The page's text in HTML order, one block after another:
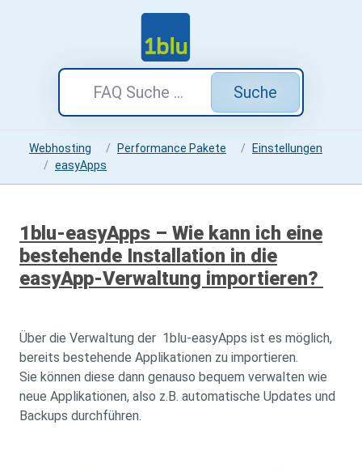
Suche
Webhosting Performance Pakete
Einstellungen
easyApps
1blu-easyApps – Wie kann ich eine
bestehende Installation in die
easyApp-Verwaltung importieren?
Über die Verwaltung der 1blu-easyApps ist es möglich,
bereits bestehende Applikationen zu importieren.
Sie können diese dann genauso bequem verwalten wie
neue Applikationen, also z.B. automatische Updates und
Backups durchführen.